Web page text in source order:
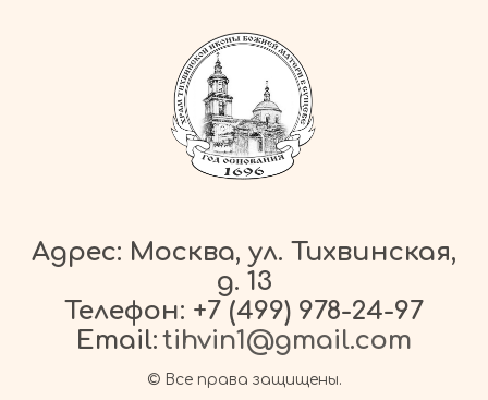
Адрес: Москва, ул. Тихвинская,
д. 13
Телефон: +7 (499) 978-24-97
Email:tihvin1@gmail.com
© Все права защищены.